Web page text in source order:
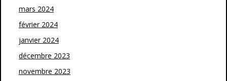
mars 2024
février 2024
janvier 2024
décembre 2023
novembre 2023